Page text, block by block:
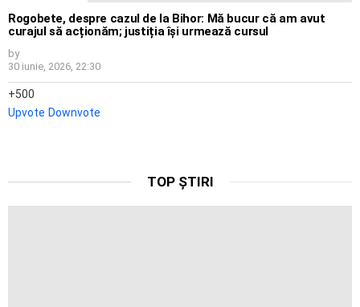
Rogobete, despre cazul de la Bihor: Mă bucur că am avut
curajul să acționăm; justiția își urmează cursul
by
30 iunie, 2026, 22:30
500
Upvote Downvote
TOP ȘTIRI